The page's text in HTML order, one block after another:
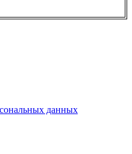
данных